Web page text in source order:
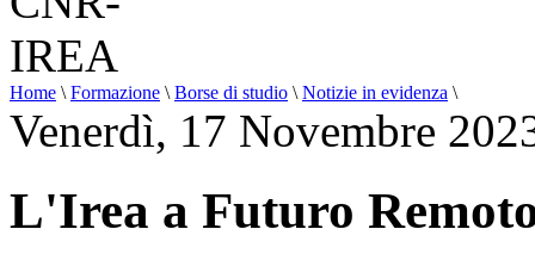
Home \ Formazione \ Borse di studio \ Notizie in evidenza \
Venerdì, 17 Novembre
L'Irea a Futuro